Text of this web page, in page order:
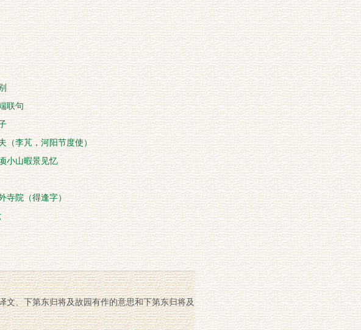
联句
（李芃，河阳节度使）
小山暇景见忆
寺院（得逢字）
文、下第东归将及故园有作的意思和下第东归将及